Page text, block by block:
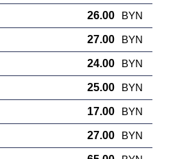
26.00 BYN
27.00 BYN
24.00 BYN
25.00 BYN
17.00 BYN
27.00 BYN